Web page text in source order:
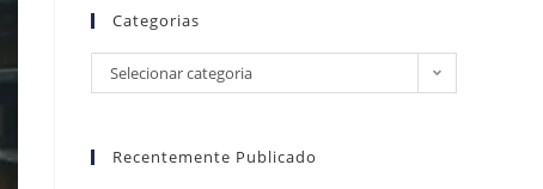
Categorias
Selecionar categoria
Recentemente Publicado